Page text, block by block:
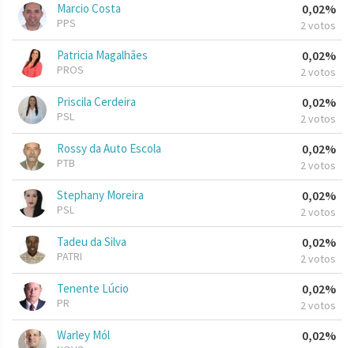
Marcio Costa
PPS
0,02%
2 votos
Patricia Magalhães
PROS
0,02%
2 votos
Priscila Cerdeira
PSL
0,02%
2 votos
Rossy da Auto Escola
PTB
0,02%
2 votos
Stephany Moreira
PSL
0,02%
2 votos
Tadeu da Silva
PATRI
0,02%
2 votos
Tenente Lúcio
PR
0,02%
2 votos
Warley Mól 0,02%